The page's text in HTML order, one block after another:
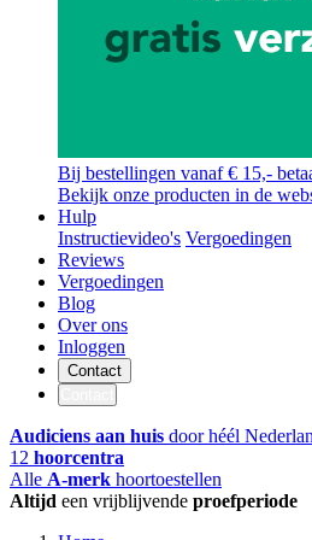
Bij bestellingen vanaf € 15,-
Bekijk onze producten in de
Hulp
Instructievideo's Vergoedingen
Reviews
Vergoedingen
Blog
Over ons
Inloggen
Contact
Audiciens aan huis door héél
12 hoorcentra
Alle A-merk hoortoestellen
Altijd een vrijblijvende proefperiode